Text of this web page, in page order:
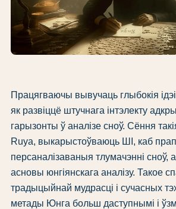
Працягваючы вывучаць глыбокія
як развіццё штучнага інтэлекту
гарызонты ў аналізе сноў. Сёння
Ruya, выкарыстоўваюць ШІ, каб
персаналізаваныя тлумачэнні сноў,
асновы юнгіянскага аналізу. Такое
традыцыйнай мудрасці і сучасных
метады Юнга больш даступнымі і